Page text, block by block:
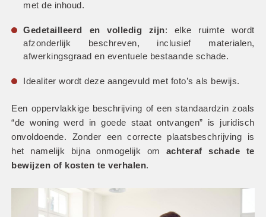
met de inhoud.
Gedetailleerd en volledig zijn: elke ruimte wordt
afzonderlijk beschreven, inclusief materialen,
afwerkingsgraad en eventuele bestaande schade.
Idealiter wordt deze aangevuld met foto’s als bewijs.
Een oppervlakkige beschrijving of een standaardzin zoals
“de woning werd in goede staat ontvangen” is juridisch
onvoldoende. Zonder een correcte plaatsbeschrijving is
het namelijk bijna onmogelijk om
achteraf schade te
bewijzen of kosten te verhalen.